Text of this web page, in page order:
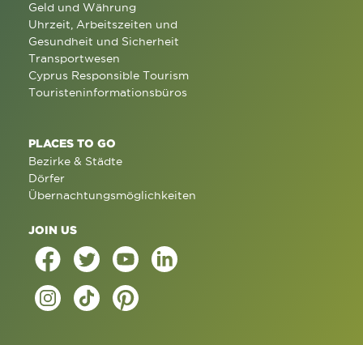
Geld und Währung
Uhrzeit, Arbeitszeiten und
Gesundheit und Sicherheit
Transportwesen
Cyprus Responsible Tourism
Touristeninformationsbüros
PLACES TO GO
Bezirke & Städte
Dörfer
Übernachtungsmöglichkeiten
JOIN US